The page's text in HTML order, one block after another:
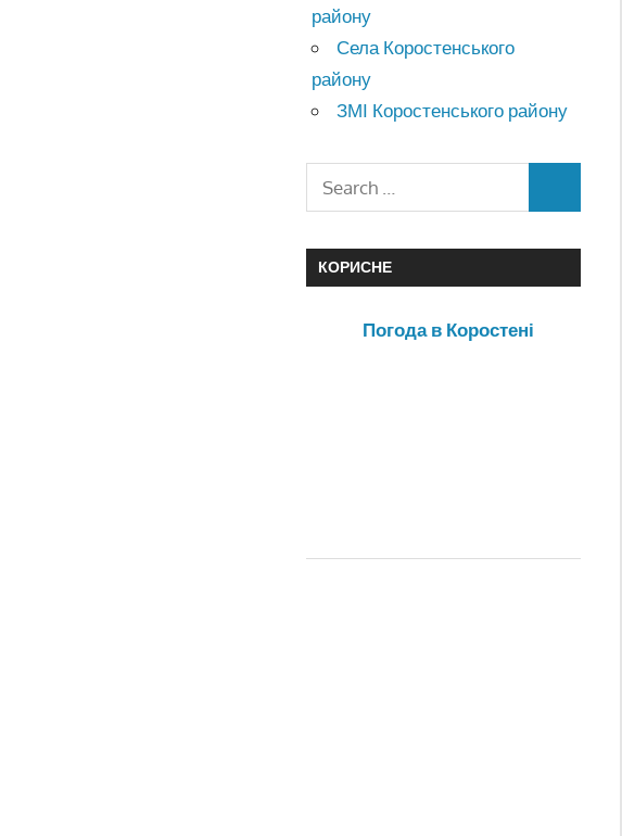
району
Села Коростенського
району
ЗМІ Коростенського району
КОРИСНЕ
Погода в Коростені